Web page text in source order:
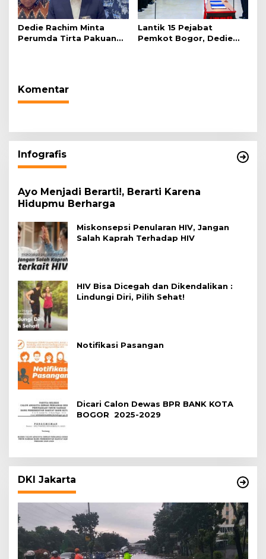
Dedie Rachim Minta
Perumda Tirta Pakuan
Lantik 15 Pejabat
Pemkot Bogor, Dedie
Komentar
Infografis
Ayo Menjadi Berarti!, Berarti Karena
Hidupmu Berharga
Miskonsepsi Penularan HIV, Jangan
Salah Kaprah Terhadap HIV
HIV Bisa Dicegah dan Dikendalikan :
Lindungi Diri, Pilih Sehat!
Notifikasi Pasangan
Dicari Calon Dewas BPR BANK KOTA
BOGOR 2025-2029
DKI Jakarta